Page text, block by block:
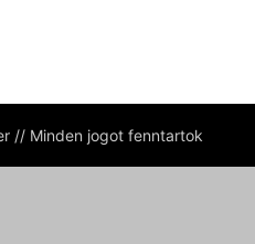
// Minden jogot fenntartok